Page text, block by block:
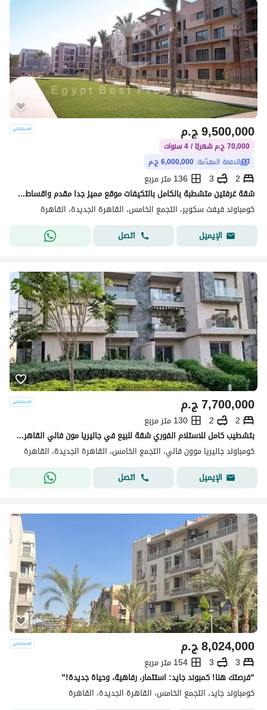
ج.م9,500,000
70,000 ج.م شهريًا / 4 سنوات
الدفعة المقدّمة: 6,000,000 ج.م
2
3
136 متر مربع
شقة غرفتين متشطبة بالكامل بالتكيفات موقع مميز جدا مقدم واقساط للبيع في كمباوند فيفث سكوير التجمع الخامس القاهرة الجديدة
كومباوند فيفث سكوير، التجمع الخامس، القاهرة الجديدة، القاهرة
الإيميل
اتصل
ج.م7,700,000
2
2
130 متر مربع
بتشطيب كامل للاستلام الفوري شقة للبيع في جاليريا مون فالي القاهرة الجديدة Galleria Moon Valley New Cairo
كومباوند جاليريا موون فالي، التجمع الخامس، القاهرة الجديدة، القاهرة
الإيميل
اتصل
ج.م8,024,000
3
3
154 متر مربع
"فرصتك هنا! كمبوند جايد: استثمار، رفاهية، وحياة جديدة!"
كومباوند جايد، التجمع الخامس، القاهرة الجديدة، القاهرة